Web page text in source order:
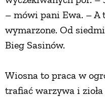
– mówi pani Ewa. – A
wymarzone. Od
Bieg Sasinów.
Wiosna to praca w
trafiać warzywa i